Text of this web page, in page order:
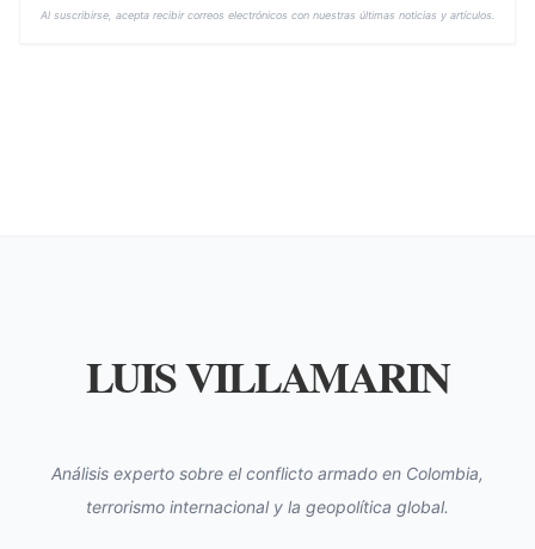
Al suscribirse, acepta recibir correos electrónicos con nuestras últimas noticias y artículos.
LUIS VILLAMARIN
Análisis experto sobre el conflicto armado en Colombia,
terrorismo internacional y la geopolítica global.